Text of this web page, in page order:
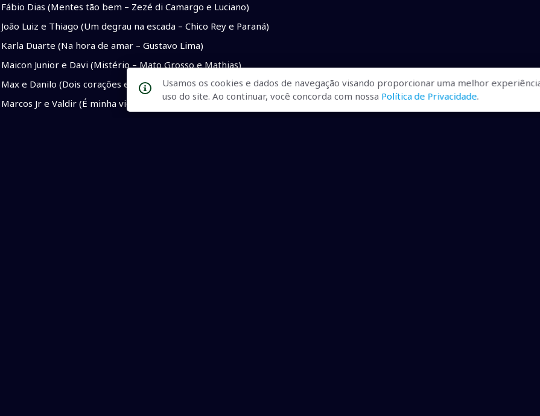
Fábio Dias (Mentes tão bem – Zezé di Camargo e Luciano)
João Luiz e Thiago (Um degrau na escada – Chico Rey e Paraná)
Karla Duarte (Na hora de amar – Gustavo Lima)
Maicon Junior e Davi (Mistério – Mato Grosso e Mathias)
Max e Danilo (Dois corações e uma história – Zezé di Camargo e Luciano)
Marcos Jr e Valdir (É minha vida – Zezé di Camargo e Luciano)
Usamos os cookies e dados de navegação visando proporcionar uma melhor
uso do site. Ao continuar, você concorda com nossa Política de Privacidade.